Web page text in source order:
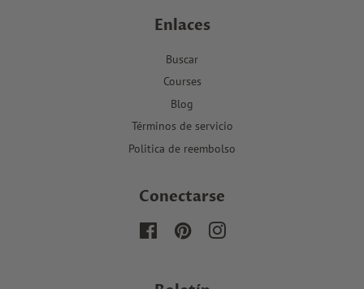
Enlaces
Buscar
Courses
Blog
Términos de servicio
Politica de reembolso
Conectarse
FacebookPinterestInstagram